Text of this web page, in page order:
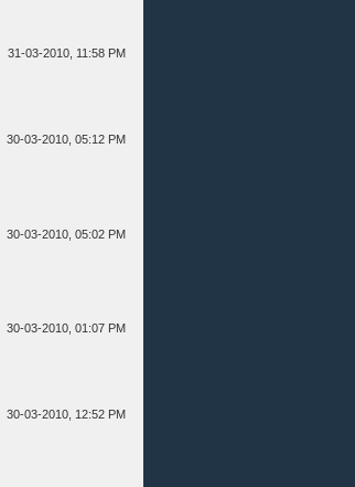
31-03-2010, 11:58 PM
30-03-2010, 05:12 PM
30-03-2010, 05:02 PM
30-03-2010, 01:07 PM
30-03-2010, 12:52 PM